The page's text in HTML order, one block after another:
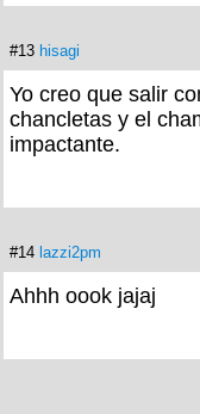
#13 hisagi
Yo creo que salir
chancletas y el
impactante.
#14 lazzi2pm
Ahhh oook jajaj